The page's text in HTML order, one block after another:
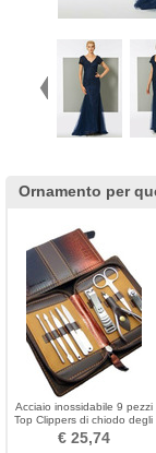
Ornamento per
Acciaio inossidabile 9 pezzi
Top Clippers di chiodo degli
uomini di elaborazione di
grado superiore
€ 25,74